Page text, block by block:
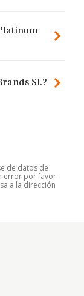
Sl.?
de datos de
error por favor
a la dirección